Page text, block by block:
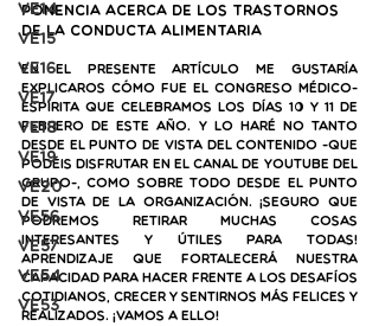
VE14
VE15
VE16
VE17
VE18
VE19
VE20
VE56
VE57
VE54
VE53
ponencia acerca de los trastornos
de la conducta alimentaria
En el presente artículo me gustaría
explicaros cómo fue el Congreso Médico-
Espírita que celebramos los días 10 y 11 de
febrero de este año. Y lo haré no tanto
desde el punto de vista del contenido -que
podéis disfrutar en el canal de YouTube del
grupo-, como sobre todo desde el punto
de vista de la organización. ¡Seguro que
podremos retirar muchas cosas
interesantes y útiles para todas!
Aprendizaje que fortalecerá nuestra
capacidad para hacer frente a los desafíos
cotidianos, crecer y sentirnos más felices y
realizados. ¡Vamos a ello!